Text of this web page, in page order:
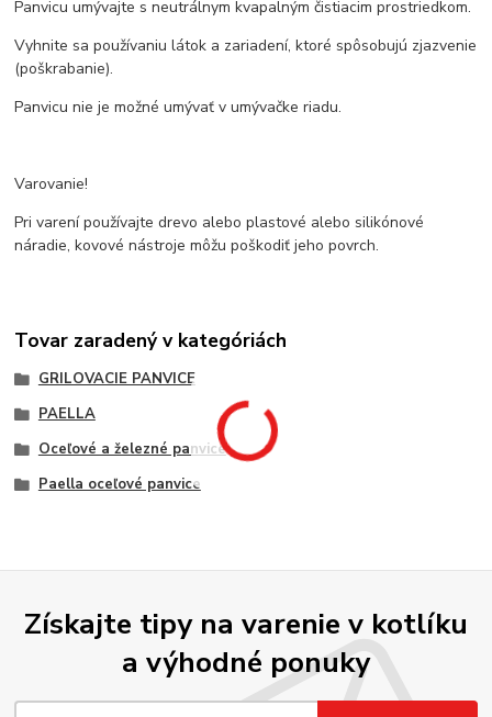
Panvicu umývajte s neutrálnym kvapalným čistiacim prostriedkom.
Vyhnite sa používaniu látok a zariadení, ktoré spôsobujú zjazvenie
(poškrabanie).
Panvicu nie je možné umývať v umývačke riadu.
Varovanie!
Pri varení používajte drevo alebo plastové alebo silikónové
náradie, kovové nástroje môžu poškodiť jeho povrch.
Tovar zaradený v kategóriách
GRILOVACIE PANVICE
PAELLA
Oceľové a železné panvice
Paella oceľové panvice
Získajte tipy na varenie v kotlíku
a výhodné ponuky